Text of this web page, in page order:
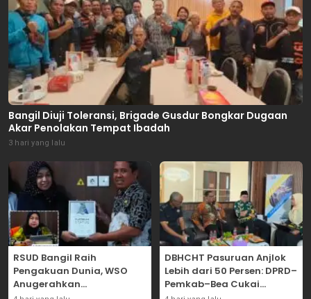
Bangil Diuji Toleransi, Brigade Gusdur Bongkar Dugaan
Akar Penolakan Tempat Ibadah
3 hari yang lalu
RSUD Bangil Raih
Pengakuan Dunia, WSO
Anugerahkan
DBHCHT Pasuruan Anjlok
Lebih dari 50 Persen: DPRD–
Pemkab–Bea Cukai